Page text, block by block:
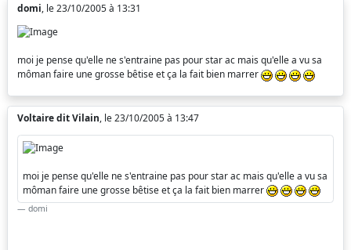
domi, le 23/10/2005 à 13:31
moi je pense qu'elle ne s'entraine pas pour star ac mais qu'elle a vu sa
môman faire une grosse bêtise et ça la fait bien marrer
Voltaire dit Vilain, le 23/10/2005 à 13:47
moi je pense qu'elle ne s'entraine pas pour star ac mais qu'elle a vu sa
môman faire une grosse bêtise et ça la fait bien marrer
domi